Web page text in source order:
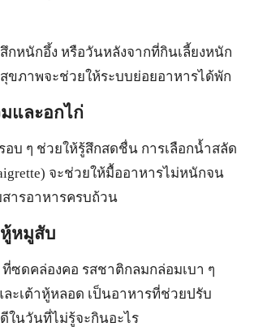
กหนักอึ้ง หรือวันหลังจากที่กินเลี้ยงหนัก
สุขภาพจะช่วยให้ระบบย่อยอาหารได้พัก
และอกไก่
อบ ๆ ช่วยให้รู้สึกสดชื่น การเลือกน้ำสลัด
จะช่วยให้มื้ออาหารไม่หนักจน
สารอาหารครบถ้วน
หู้หมูสับ
ซดคล่องคอ รสชาติกลมกล่อมเบา ๆ
ะเต้าหู้หลอด เป็นอาหารที่ช่วยปรับ
ในวันที่ไม่รู้จะกินอะไร